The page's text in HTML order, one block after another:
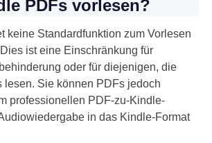
PDFs vorlesen?
keine Standardfunktion zum Vorlesen
ist eine Einschränkung für
oder für diejenigen, die
lesen. Sie können PDFs jedoch
professionellen PDF-zu-Kindle-
in das Kindle-Format